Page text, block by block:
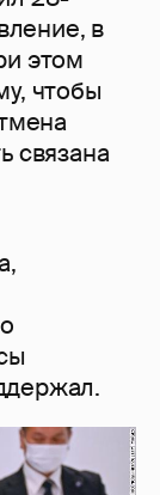
в
этом
чтобы
связана